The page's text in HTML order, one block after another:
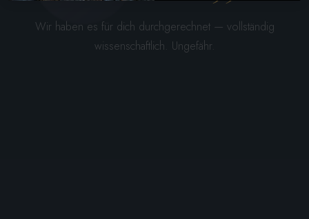
Wir haben es für dich durchgerechnet — vollständig
wissenschaftlich. Ungefähr.